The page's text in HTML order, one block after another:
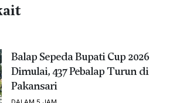
Balap Sepeda Bupati Cup 2026
Dimulai, 437 Pebalap Turun di
Pakansari